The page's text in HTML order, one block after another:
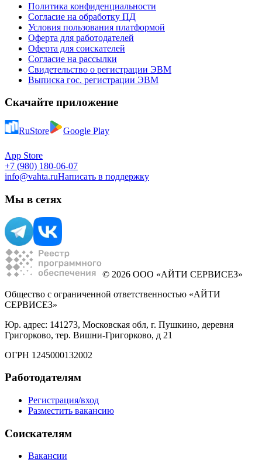
Политика конфиденциальности
Согласие на обработку ПД
Условия пользования платформой
Оферта для работодателей
Оферта для соискателей
Согласие на рассылки
Свидетельство о регистрации ЭВМ
Выписка гос. регистрации ЭВМ
Скачайте приложение
RuStore Google Play
App Store
+7 (980) 180-06-07
info@vahta.ruНаписать в поддержку
Мы в сетях
© 2026 ООО «АЙТИ СЕРВИСЕЗ»
Общество с ограниченной ответственностью «АЙТИ
СЕРВИСЕЗ»
Юр. адрес: 141273, Московская обл, г. Пушкино, деревня
Григорково, тер. Вишни-Григорково, д 21
ОГРН 1245000132002
Работодателям
Регистрация/вход
Разместить вакансию
Соискателям
Вакансии